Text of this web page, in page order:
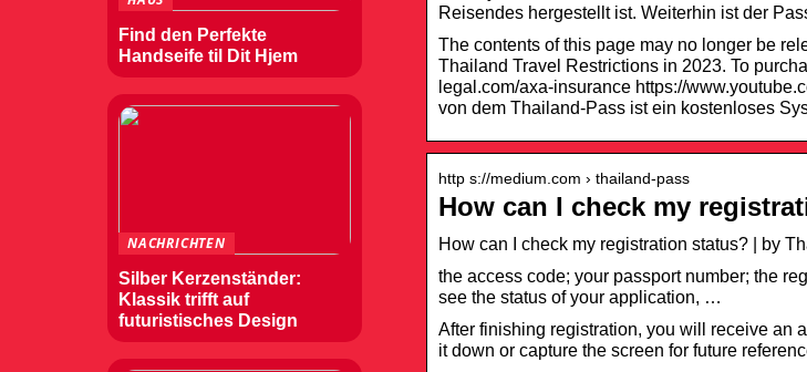
Reisendes hergestellt ist. Weiterhin ist der
The contents of this page may no longer be
Thailand Travel Restrictions in 2023. To
legal.com/axa-insurance https://
von dem Thailand-Pass ist ein kostenloses
http s://medium.com › thailand-pass
How can I check my
How can I check my registration status? | by
the access code; your passport number; the
see the status of your application, …
After finishing registration, you will receive an
it down or capture the screen for future
Find den Perfekte
Handseife til Dit Hjem
NACHRICHTEN
Silber Kerzenständer:
Klassik trifft auf
futuristisches Design